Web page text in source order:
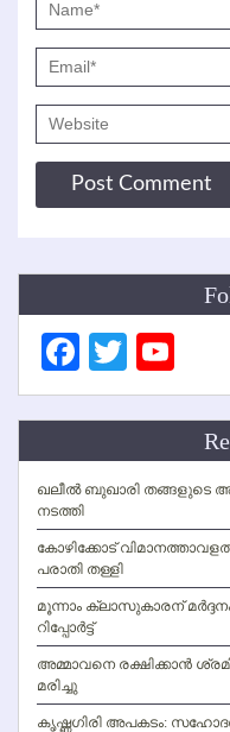
Facebook
Twitter
ഖലീല്‍ ബുഖാരി തങ്ങളുടെ
നടത്തി
കോഴിക്കോട്
പരാതി തള്ളി
മൂന്നാം ക്ലാസുകാരന്
റിപ്പോര്‍ട്ട്
അമ്മാവനെ രക്ഷിക്കാന്‍
മരിച്ചു
കൃഷ്ണഗിരി അപകടം: